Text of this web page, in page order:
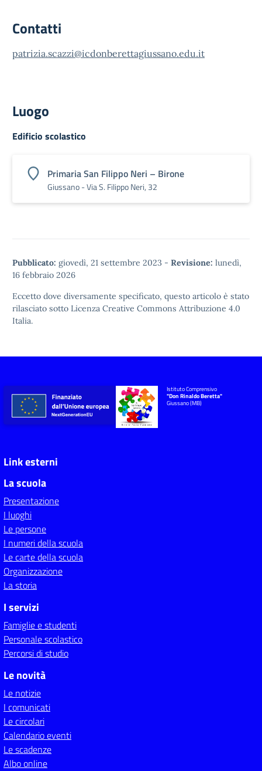
Contatti
patrizia.scazzi@icdonberettagiussano.edu.it
Luogo
Edificio scolastico
Primaria San Filippo Neri – Birone
Giussano - Via S. Filippo Neri, 32
Pubblicato: giovedì, 21 settembre 2023 - Revisione: lunedì,
16 febbraio 2026
Eccetto dove diversamente specificato, questo articolo è stato
rilasciato sotto Licenza Creative Commons Attribuzione 4.0
Italia.
Istituto Comprensivo
"Don Rinaldo Beretta"
Giussano (MB)
Link esterni
La scuola
Presentazione
I luoghi
Le persone
I numeri della scuola
Le carte della scuola
Organizzazione
La storia
I servizi
Famiglie e studenti
Personale scolastico
Percorsi di studio
Le novità
Le notizie
I comunicati
Le circolari
Calendario eventi
Le scadenze
Albo online